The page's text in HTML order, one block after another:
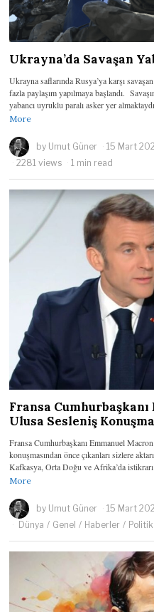
Ukrayna’da Savaşan
Ukrayna saflarında Rusya’ya karşı
fazla paylaşım yapılmaya başlandı.
yabancı uyruklu paralı asker yer
More
by Umut Güner 15 Mart
2281 views
1 min read
Fransa
Ulusa Sesleniş
Fransa Cumhurbaşkanı Emmanuel
konuşmasından önce çıkanları sizlere
Kafkasya, Orta Doğu ve Afrika’da
More
by Umut Güner
15 Mart
Dünya / Genel / Haberler /